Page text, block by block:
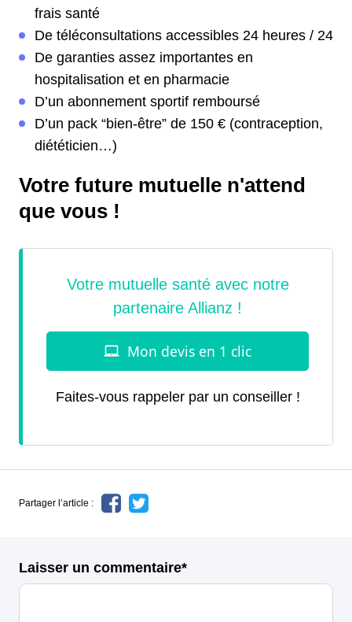
frais santé
De téléconsultations accessibles 24 heures / 24
De garanties assez importantes en
hospitalisation et en pharmacie
D’un abonnement sportif remboursé
D’un pack “bien-être” de 150 € (contraception,
diététicien…)
Votre future mutuelle n'attend
que vous !
Faites-vous rappeler par un conseiller !
Partager l’article :
Laisser un commentaire*